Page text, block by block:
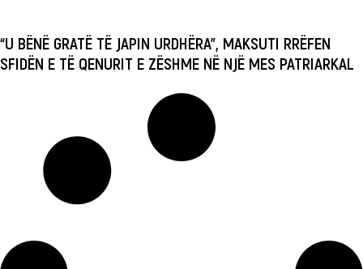
“U BËNË GRATË TË JAPIN URDHËRA”, MAKSUTI RRËFEN
SFIDËN E TË QENURIT E ZËSHME NË NJË MES PATRIARKAL